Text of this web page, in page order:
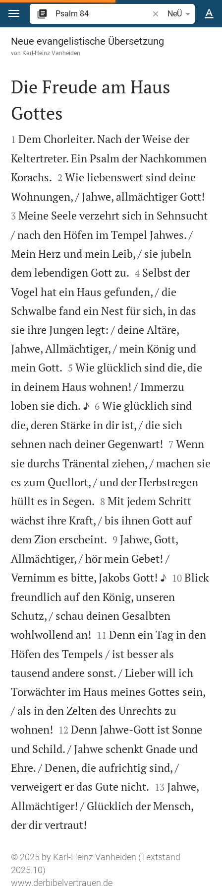
Zum Inhalt springen
Bibelstelle oder
NeÜ
Psalm 84
Neue evangelistische Übersetzung
von Karl-Heinz Vanheiden

Die Freude am Haus
Gottes

1 Dem Chorleiter. Nach der Weise der
Keltertreter. Ein Psalm der Nachkommen
Korachs. 

2 Wie liebenswert sind deine
Wohnungen, / Jahwe, allmächtiger Gott!
3 Meine Seele verzehrt sich in Sehnsucht
/ nach den Höfen im Tempel Jahwes. /
Mein Herz und mein Leib, / sie jubeln
dem lebendigen Gott zu. 

4 Selbst der
Vogel hat ein Haus gefunden, / die
Schwalbe fand ein Nest für sich, in das
sie ihre Jungen legt: / deine Altäre,
Jahwe, Allmächtiger, / mein König und
mein Gott. 

5 Wie glücklich sind die, die
in deinem Haus wohnen! / Immerzu
loben sie dich. ♪
6 Wie glücklich sind
die, deren Stärke in dir ist, / die sich
sehnen nach deiner Gegenwart! 

7 Wenn
sie durchs Tränental ziehen, / machen sie
es zum Quellort, / und der Herbstregen
hüllt es in Segen. 

8 Mit jedem Schritt
wächst ihre Kraft, / bis ihnen Gott auf
dem Zion erscheint. 

9 Jahwe, Gott,
Allmächtiger, / hör mein Gebet! /
Vernimm es bitte, Jakobs Gott! ♪
10 Blick
freundlich auf den König, unseren
Schutz, / schau deinen Gesalbten
wohlwollend an! 

11 Denn ein Tag in den
Höfen des Tempels / ist besser als
tausend andere sonst. / Lieber will ich
Torwächter im Haus meines Gottes sein,
/ als in den Zelten des Unrechts zu
wohnen! 

12 Denn Jahwe-Gott ist Sonne
und Schild. / Jahwe schenkt Gnade und
Ehre. / Denen, die aufrichtig sind, /
verweigert er das Gute nicht. 

13 Jahwe,
Allmächtiger! / Glücklich der Mensch,
der dir vertraut!
© 2025 by Karl-Heinz Vanheiden (Textstand
2025.10)
www.derbibelvertrauen.de